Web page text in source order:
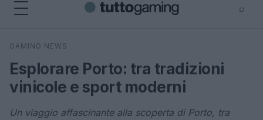
⌕
Cerca
GAMING NEWS
Esplorare Porto: tra tradizioni
vinicole e sport moderni
Un viaggio affascinante alla scoperta di Porto, tra